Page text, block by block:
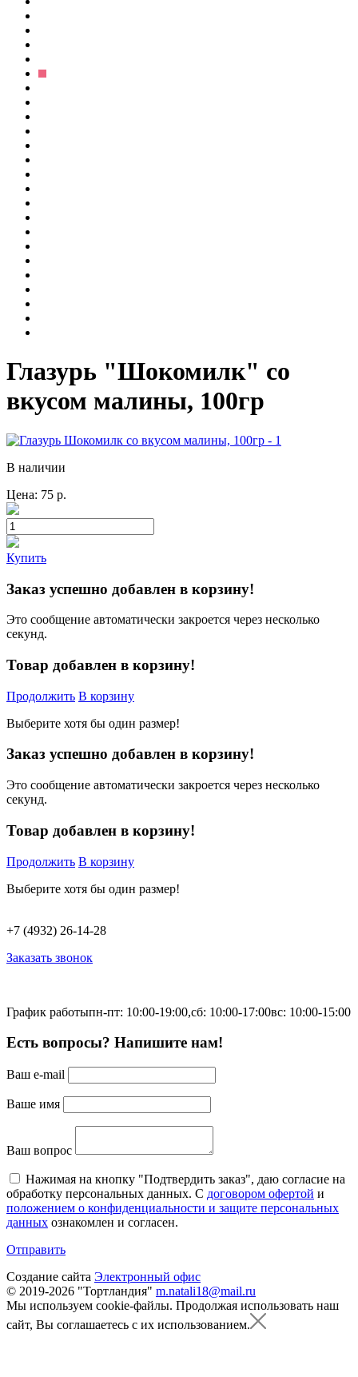
Глазурь "Шокомилк" со
вкусом малины, 100гр
В наличии
Цена: 75 р.
Купить
Заказ успешно добавлен в корзину!
Это сообщение автоматически закроется через несколько
секунд.
Товар добавлен в корзину!
Продолжить В корзину
Выберите хотя бы один размер!
Заказ успешно добавлен в корзину!
Это сообщение автоматически закроется через несколько
секунд.
Товар добавлен в корзину!
Продолжить В корзину
Выберите хотя бы один размер!
+7 (4932) 26-14-28
Заказать звонок
График работыпн-пт: 10:00-19:00,сб: 10:00-17:00вс: 10:00-15:00
Есть вопросы? Напишите нам!
Ваш e-mail
Ваше имя
Ваш вопрос
Нажимая на кнопку "Подтвердить заказ", даю согласие на
обработку персональных данных. С договором офертой и
положением о конфиденциальности и защите персональных
данных ознакомлен и согласен.
Отправить
Создание сайта Электронный офис
© 2019-2026 "Тортландия" m.natali18@mail.ru
Мы используем cookie-файлы. Продолжая использовать наш
сайт, Вы соглашаетесь с их использованием.